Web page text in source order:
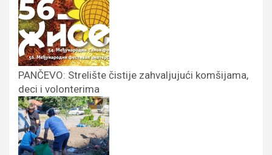
PANČEVO: Strelište čistije zahvaljujući komšijama,
deci i volonterima